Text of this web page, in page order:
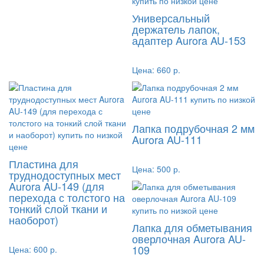
Универсальный
держатель лапок,
адаптер Aurora AU-153
Цена: 660 р.
Пластина для
труднодоступных мест
Aurora AU-149 (для
перехода с толстого на
тонкий слой ткани и
наоборот)
Цена: 600 р.
Лапка подрубочная 2 мм
Aurora AU-111
Цена: 500 р.
Лапка для обметывания
оверлочная Aurora AU-
109